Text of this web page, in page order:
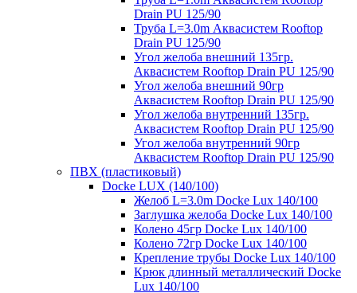
Drain PU 125/90
Труба L=3.0m Аквасистем Rooftop
Drain PU 125/90
Угол желоба внешний 135гр.
Аквасистем Rooftop Drain PU 125/90
Угол желоба внешний 90гр
Аквасистем Rooftop Drain PU 125/90
Угол желоба внутренний 135гр.
Аквасистем Rooftop Drain PU 125/90
Угол желоба внутренний 90гр
Аквасистем Rooftop Drain PU 125/90
ПВХ (пластиковый)
Docke LUX (140/100)
Желоб L=3.0m Docke Lux 140/100
Заглушка желоба Docke Lux 140/100
Колено 45гр Docke Lux 140/100
Колено 72гр Docke Lux 140/100
Крепление трубы Docke Lux 140/100
Крюк длинный металлический Docke
Lux 140/100